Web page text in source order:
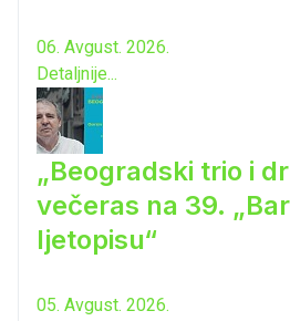
06. Avgust. 2026.
Detaljnije...
„Beogradski trio i
večeras na 39.
ljetopisu“
05. Avgust. 2026.